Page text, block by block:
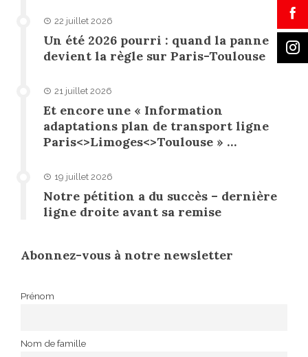
22 juillet 2026
Un été 2026 pourri : quand la panne
devient la règle sur Paris-Toulouse
21 juillet 2026
Et encore une « Information
adaptations plan de transport ligne
Paris<>Limoges<>Toulouse » …
19 juillet 2026
Notre pétition a du succès – dernière
ligne droite avant sa remise
Abonnez-vous à notre newsletter
Prénom
Nom de famille